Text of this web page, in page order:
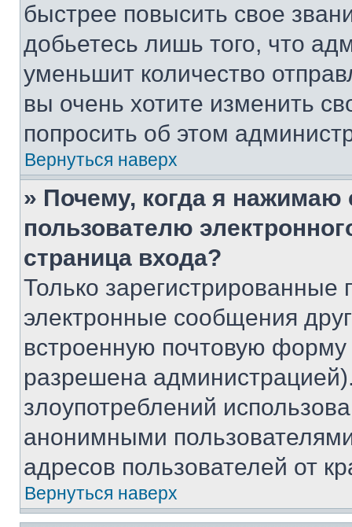
быстрее повысить свое
добьетесь лишь того, что
уменьшит количество
вы очень хотите изменить
попросить об этом
Вернуться наверх
» Почему, когда я нажимаю
пользователю
страница входа?
Только зарегистрированные
электронные сообщения
встроенную почтовую
разрешена
злоупотреблений
анонимными
адресов пользователей от
Вернуться наверх